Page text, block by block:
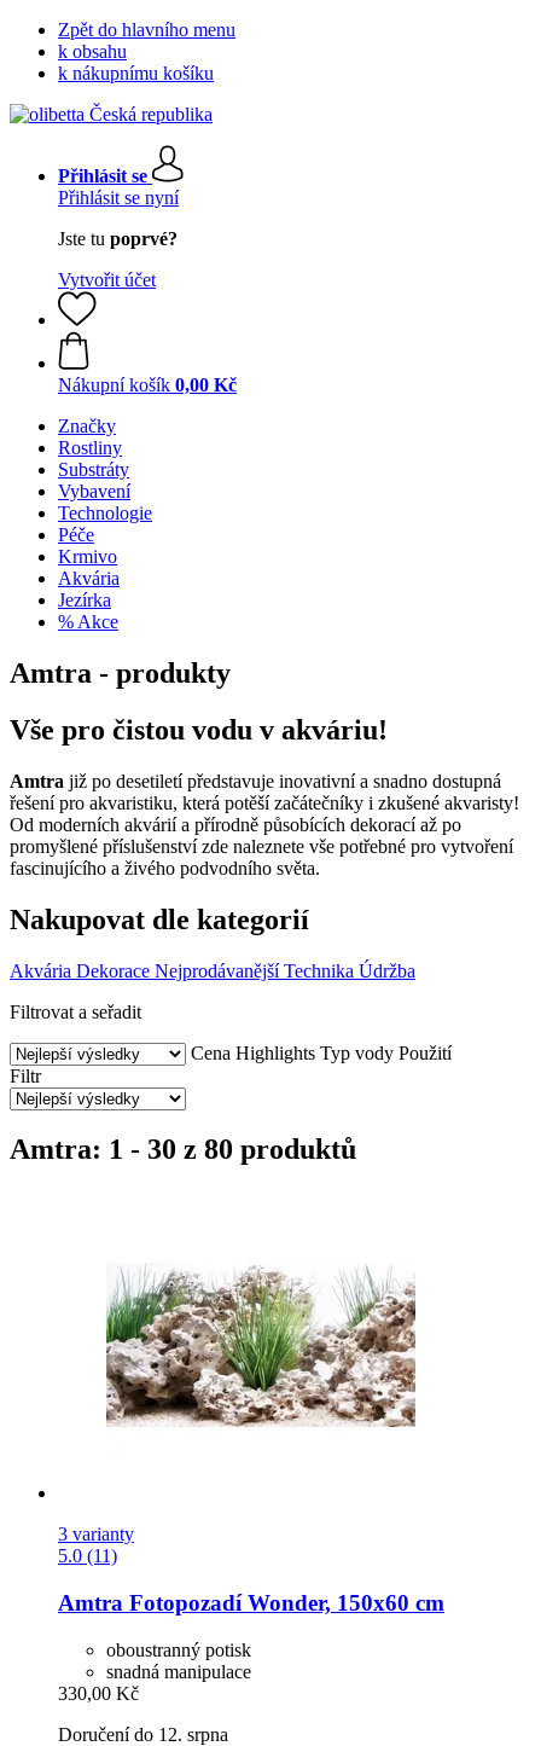
Zpět do hlavního menu
k obsahu
k nákupnímu košíku
Přihlásit se
Přihlásit se nyní
Jste tu poprvé?
Vytvořit účet
Nákupní košík 0,00 Kč
Značky
Rostliny
Substráty
Vybavení
Technologie
Péče
Krmivo
Akvária
Jezírka
% Akce
Amtra - produkty
Vše pro čistou vodu v akváriu!
Amtra již po desetiletí představuje inovativní a snadno dostupná
řešení pro akvaristiku, která potěší začátečníky i zkušené akvaristy!
Od moderních akvárií a přírodně působících dekorací až po
promyšlené příslušenství zde naleznete vše potřebné pro vytvoření
fascinujícího a živého podvodního světa.
Nakupovat dle kategorií
Akvária Dekorace Nejprodávanější Technika Údržba
Filtrovat a seřadit
Cena Highlights Typ vody Použití
Filtr
Amtra: 1 - 30 z 80 produktů
3 varianty
5.0 (11)
Amtra Fotopozadí Wonder, 150x60 cm
oboustranný potisk
snadná manipulace
330,00 Kč
Doručení do 12. srpna